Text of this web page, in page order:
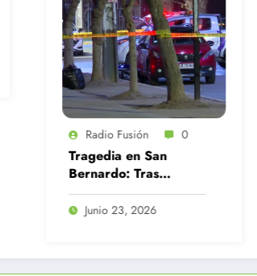
Radio Fusión
Avisos de bomba
evacuaciones
el GAM y Centro